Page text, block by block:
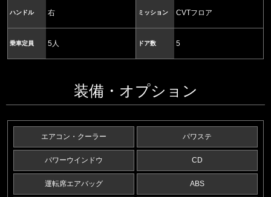
ハンドル 右 ミッション CVTフロア
乗車定員 5人 ドア数 5
装備・オプション
エアコン・クーラー パワステ
パワーウインドウ CD
運転席エアバッグ ABS